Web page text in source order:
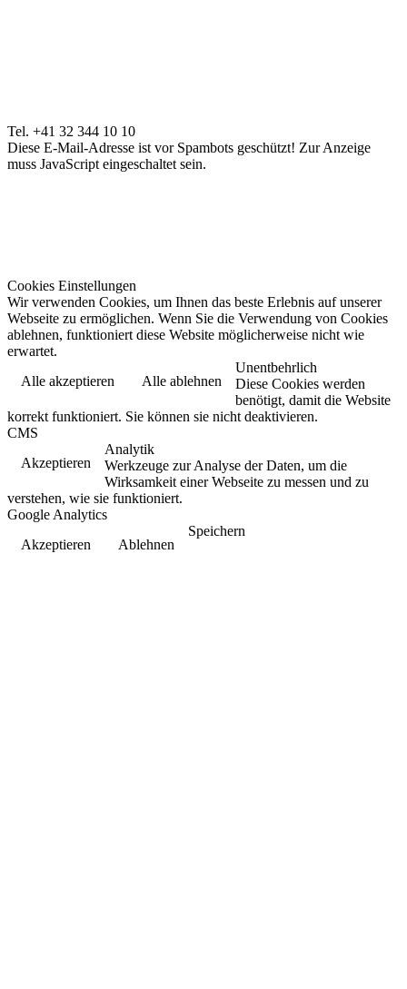
Tel. +41 32 344 10 10
Diese E-Mail-Adresse ist vor Spambots geschützt! Zur Anzeige
muss JavaScript eingeschaltet sein.
Cookies Einstellungen
Wir verwenden Cookies, um Ihnen das beste Erlebnis auf unserer
Webseite zu ermöglichen. Wenn Sie die Verwendung von Cookies
ablehnen, funktioniert diese Website möglicherweise nicht wie
erwartet.
Alle akzeptieren
Alle ablehnen
Unentbehrlich
Diese Cookies werden
benötigt, damit die Website
korrekt funktioniert. Sie können sie nicht deaktivieren.
CMS
Akzeptieren
Analytik
Werkzeuge zur Analyse der Daten, um die
Wirksamkeit einer Webseite zu messen und zu
verstehen, wie sie funktioniert.
Google Analytics
Akzeptieren
Ablehnen
Speichern